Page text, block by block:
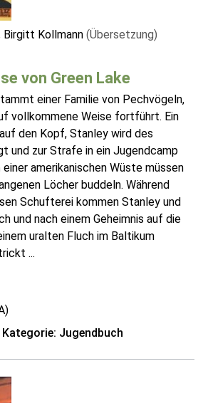
Birgitt Kollmann (Übersetzung)
von Green Lake
einer Familie von Pechvögeln,
vollkommene Weise fortführt. Ein
den Kopf, Stanley wird des
und zur Strafe in ein Jugendcamp
amerikanischen Wüste müssen
Löcher buddeln. Während
Schufterei kommen Stanley und
und nach einem Geheimnis auf die
uralten Fluch im Baltikum
...
Jugendbuch